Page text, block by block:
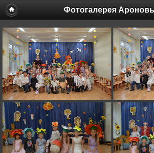
Фотогалерея